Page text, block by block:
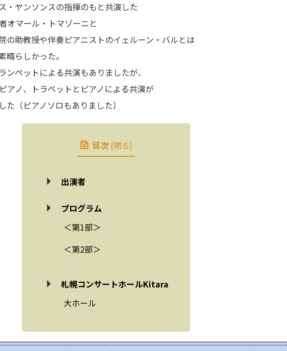
・ヤンソンスの指揮のもと共演した
オマール・トマゾーニと
の助教授や伴奏ピアニストのイェルーン・バルとは
晴らしかった。
ンペットによる共演もありましたが、
アノ、トラペットとピアノによる共演が
た（ピアノソロもありました）
目次 [閉る]
出演者
プログラム
＜第1部＞
＜第2部＞
札幌コンサートホールKitara
大ホール